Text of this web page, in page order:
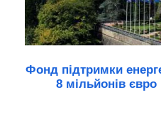
Фонд підтримки
8 мільйонів